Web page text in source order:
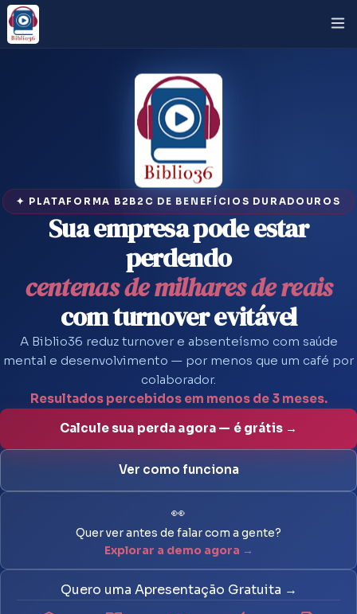
✦ PLATAFORMA B2B2C DE BENEFÍCIOS DURADOUROS
Sua empresa pode estar
perdendo
centenas de milhares de reais
com turnover evitável
A Biblio36 reduz turnover e absenteísmo com saúde
mental e desenvolvimento — por menos que um café por
colaborador.
Resultados percebidos em menos de 3 meses.
Calcule sua perda agora — é grátis →
Ver como funciona
👀
Quer ver antes de falar com a gente?
Explorar a demo agora →
Quero uma Apresentação Gratuita →